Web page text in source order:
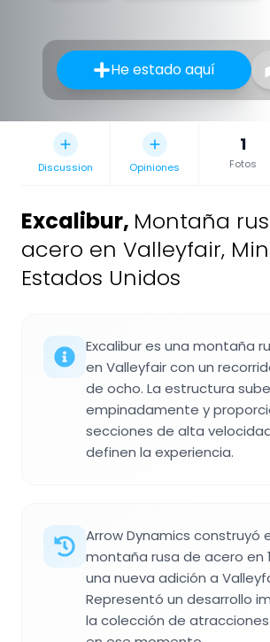
He estado aquí
Discussion Opiniones
1
Fotos
Excalibur, Montaña
acero en Valleyfair,
Estados Unidos
Excalibur es una montaña
en Valleyfair con un
de ocho. La estructura sube
empinadamente y
secciones de alta
definen la experiencia.
Arrow Dynamics construyó
montaña rusa de acero en
una nueva adición a
Representó un desarrollo
la colección de